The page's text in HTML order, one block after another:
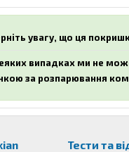
увагу, що ця
випадках ми не
за розпарювання
Тести та